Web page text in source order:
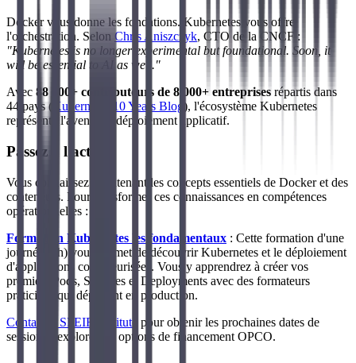
Docker vous donne les fondations. Kubernetes vous offre
l'orchestration. Selon Chris Aniszczyk, CTO de la CNCF :
"Kubernetes is no longer experimental but foundational. Soon, it
will be essential to AI as well."
Avec 88 000+ contributeurs de 8 000+ entreprises répartis dans
44 pays (
Kubernetes 10 Years Blog ), l'écosystème Kubernetes
représente l'avenir du déploiement applicatif.
Passez à l'action
Vous connaissez maintenant les concepts essentiels de Docker et des
conteneurs. Pour transformer ces connaissances en compétences
opérationnelles :
Formation Kubernetes les fondamentaux : Cette formation d'une
journée (7h) vous permet de découvrir Kubernetes et le déploiement
d'applications conteneurisées. Vous y apprendrez à créer vos
premiers Pods, Services et Deployments avec des formateurs
praticiens qui déploient en production.
Contactez SFEIR Institute
pour obtenir les prochaines dates de
session et explorer les options de financement OPCO.